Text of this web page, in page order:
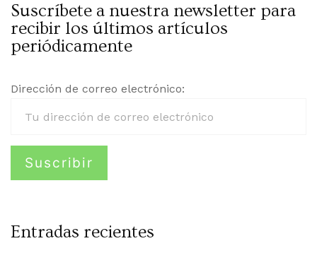
Suscríbete a nuestra newsletter para
recibir los últimos artículos
periódicamente
Dirección de correo electrónico:
Entradas recientes